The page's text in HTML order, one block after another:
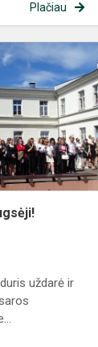
Plačiau
uždarė ir